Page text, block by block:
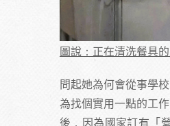
圖說：正在清洗餐具
問起她為何會從事學
為找個實用一點的工
後，因為國家訂有「